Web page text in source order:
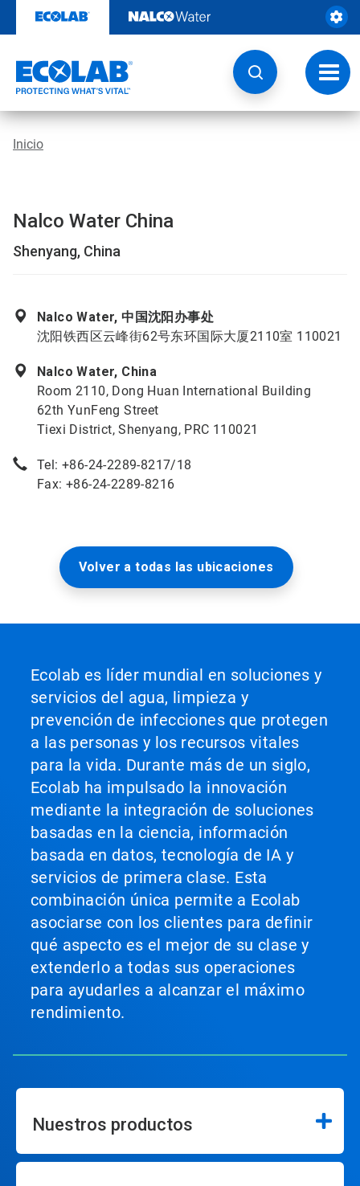
contenido
de
Inicio
Nalco Water China
Shenyang, China
Nalco Water, 中国沈阳办事处
沈阳铁西区云峰街62号东环国际大厦2110室 110021
Nalco Water, China
Room 2110, Dong Huan International Building
62th YunFeng Street
Tiexi District, Shenyang, PRC 110021
Tel: +86-24-2289-8217/18
Fax: +86-24-2289-8216
Volver a todas las ubicaciones
Ecolab es líder mundial en soluciones y
servicios del agua, limpieza y
prevención de infecciones que protegen
a las personas y los recursos vitales
para la vida. Durante más de un siglo,
Ecolab ha impulsado la innovación
mediante la integración de soluciones
basadas en la ciencia, información
basada en datos, tecnología de IA y
servicios de primera clase. Esta
combinación única permite a Ecolab
asociarse con los clientes para definir
qué aspecto es el mejor de su clase y
extenderlo a todas sus operaciones
para ayudarles a alcanzar el máximo
rendimiento.
Nuestros productos